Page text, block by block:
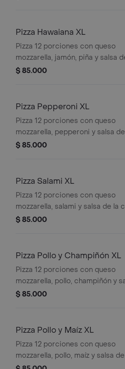
Pizza Hawaiana XL
Pizza 12 porciones con queso
mozzarella, jamón, piña y salsa
casa.
$ 85.000
Pizza Pepperoni XL
Pizza 12 porciones con queso
mozzarella, pepperoni y salsa
casa.
$ 85.000
Pizza Salami XL
Pizza 12 porciones con queso
mozzarella, salami y salsa de la
$ 85.000
Pizza Pollo y Champiñón XL
Pizza 12 porciones con queso
mozzarella, pollo, champiñón y
de la casa.
$ 85.000
Pizza Pollo y Maíz XL
Pizza 12 porciones con queso
mozzarella, pollo, maíz y salsa
casa.